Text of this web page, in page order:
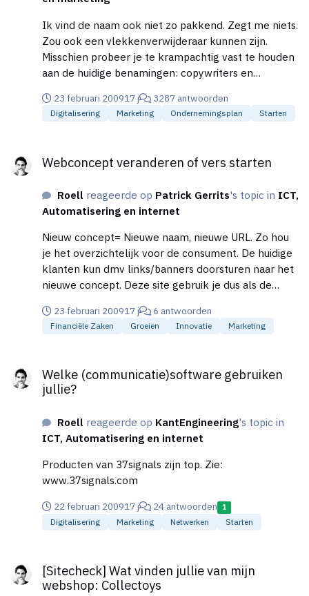
Ik vind de naam ook niet zo pakkend. Zegt me niets.
Zou ook een vlekkenverwijderaar kunnen zijn.
Misschien probeer je te krampachtig vast te houden
aan de huidige benamingen: copywriters en
text of tekst erin hangen. En dit hoeft natuurlijk
helemaal niet. ghostwriter? ah die bestaat al.
hebben. Succes
23 februari 200917 j 3287 antwoorden
Digitalisering Marketing Ondernemingsplan Starten
Webconcept veranderen of vers starten
Roell reageerde op Patrick Gerrits's topic in ICT,
Automatisering en internet
Nieuw concept= Nieuwe naam, nieuwe URL. Zo hou
je het overzichtelijk voor de consument. De huidige
klanten kun dmv links/banners doorsturen naar het
nieuwe concept. Deze site gebruik je dus als de
uiteindelijk 2 sterke concepten: een webwinkel en
een dagaanbiedigsite. En pakt dus een groter deel
23 februari 200917 j 6 antwoorden
Financiële Zaken Groeien Innovatie Marketing
Welke (communicatie)software gebruiken
jullie?
Roell reageerde op KantEngineering's topic in
ICT, Automatisering en internet
Producten van 37signals zijn top. Zie:
www.37signals.com
22 februari 200917 j 24 antwoorden 1
Digitalisering Marketing Netwerken Starten
[Sitecheck] Wat vinden jullie van mijn
webshop: Collectoys